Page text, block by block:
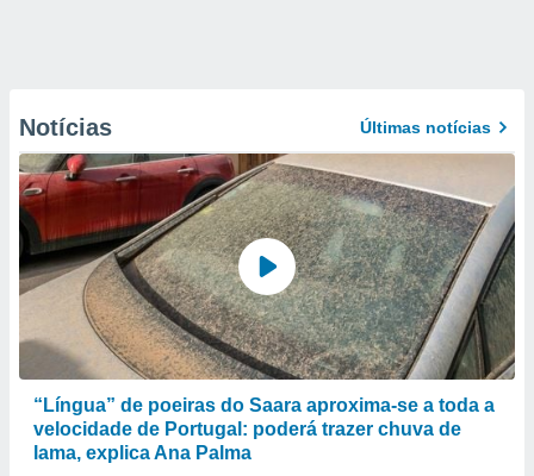
Notícias Últimas notícias
“Língua” de poeiras do Saara aproxima-se a toda a
velocidade de Portugal: poderá trazer chuva de
lama, explica Ana Palma